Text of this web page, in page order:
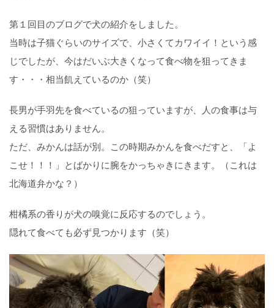
第１回目のブログで犬の紹介をしました。
当時は子猫ぐらいのサイズで、小さくてカワイイ！という感
じでしたが、今はだいぶ大きくなって食べ物を狙ってきま
す・・・相当飢えているのか（笑）
長男が手羽先を食べているの狙っていますが、人の食事は与
える習慣はありません。
ただ、みかんは話が別。この時期みかんを食べだすと、「よ
こせ！！！」とばかりに腕をかっちゃきにきます。（これは
北海道弁かな？）
柑橘系の香りが犬の嗅覚に反応するのでしょう。
隠れて食べても必ず見つかります（笑）